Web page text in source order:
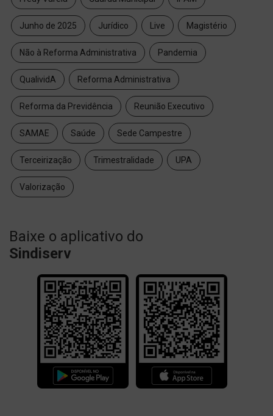
Junho de 2025 Jurídico Live Magistério
Não à Reforma Administrativa Pandemia
QualividA Reforma Administrativa
Reforma da Previdência Reunião Executivo
SAMAE Saúde Sede Campestre
Terceirização Trimestralidade UPA
Valorização
Baixe o aplicativo do
Sindiserv